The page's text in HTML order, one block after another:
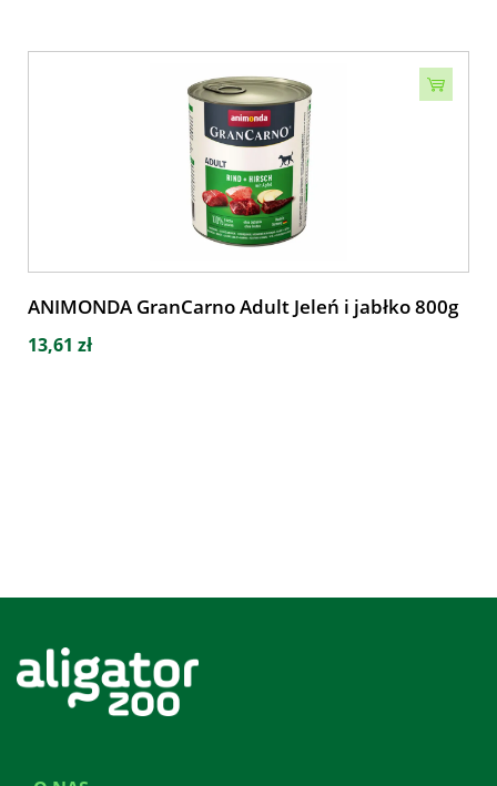
ANIMONDA GranCarno Adult Jeleń i jabłko 800g
13,61 zł